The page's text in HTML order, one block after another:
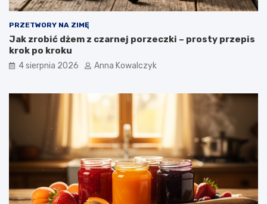
PRZETWORY NA ZIMĘ
Jak zrobić dżem z czarnej porzeczki – prosty przepis
krok po kroku
4 sierpnia 2026 Anna Kowalczyk